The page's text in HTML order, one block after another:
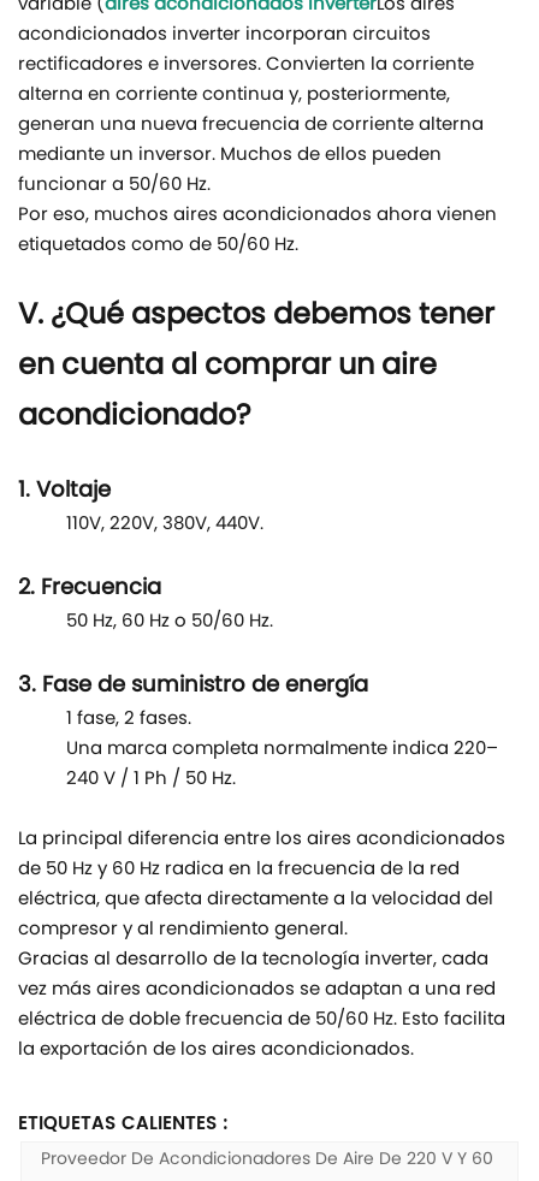
acondicionados inverter incorporan circuitos
rectificadores e inversores. Convierten la corriente
alterna en corriente continua y, posteriormente,
generan una nueva frecuencia de corriente alterna
mediante un inversor. Muchos de ellos pueden
funcionar a 50/60 Hz.
Por eso, muchos aires acondicionados ahora vienen
etiquetados como de 50/60 Hz.
V. ¿Qué aspectos debemos tener
en cuenta al comprar un aire
acondicionado?
1. Voltaje
110V, 220V, 380V, 440V.
2. Frecuencia
50 Hz, 60 Hz o 50/60 Hz.
3. Fase de suministro de energía
1 fase, 2 fases.
Una marca completa normalmente indica 220–
240 V / 1 Ph / 50 Hz.
La principal diferencia entre los aires acondicionados
de 50 Hz y 60 Hz radica en la frecuencia de la red
eléctrica, que afecta directamente a la velocidad del
compresor y al rendimiento general.
Gracias al desarrollo de la tecnología inverter, cada
vez más aires acondicionados se adaptan a una red
eléctrica de doble frecuencia de 50/60 Hz. Esto facilita
la exportación de los aires acondicionados.
ETIQUETAS CALIENTES :
Proveedor De Acondicionadores De Aire De 220 V Y 60